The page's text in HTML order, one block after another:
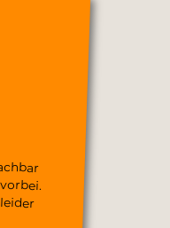
leider